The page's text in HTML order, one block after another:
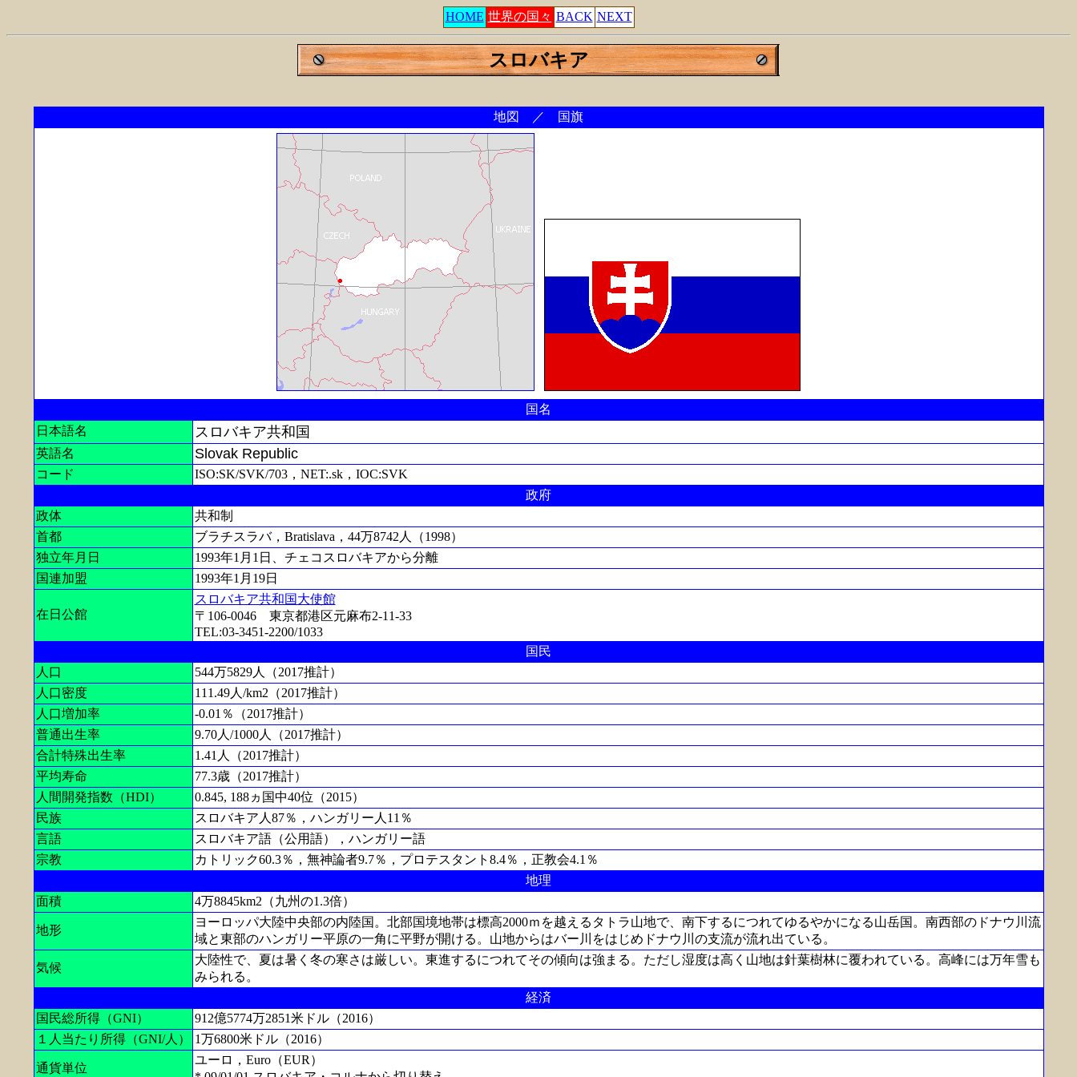
HOME 世界の国々 BACK NEXT
スロバキア
地図 ／ 国旗
国名
日本語名
スロバキア共和国
英語名 Slovak Republic
コード
ISO:SK/SVK/703，NET:.sk，IOC:SVK
政府
政体
共和制
首都
ブラチスラバ，Bratislava，44万8742人（1998）
独立年月日
1993年1月1日、チェコスロバキアから分離
国連加盟
1993年1月19日
在日公館
スロバキア共和国大使館
〒106-0046 東京都港区元麻布2-11-33
TEL:03-3451-2200/1033
国民
人口
544万5829人（2017推計）
人口密度
111.49人/km2（2017推計）
人口増加率
-0.01％（2017推計）
普通出生率
9.70人/1000人（2017推計）
合計特殊出生率
1.41人（2017推計）
平均寿命
77.3歳（2017推計）
人間開発指数（HDI）
0.845, 188ヵ国中40位（2015）
民族
スロバキア人87％，ハンガリー人11％
言語
スロバキア語（公用語），ハンガリー語
宗教
カトリック60.3％，無神論者9.7％，プロテスタント8.4％，正教会4.1％
地理
面積
4万8845km2（九州の1.3倍）
地形
ヨーロッパ大陸中央部の内陸国。北部国境地帯は標高2000ｍを越えるタトラ山地で、南下するにつれてゆるやかになる山岳国。南西部のドナウ川流
域と東部のハンガリー平原の一角に平野が開ける。山地からはバー川をはじめドナウ川の支流が流れ出ている。
気候
大陸性で、夏は暑く冬の寒さは厳しい。東進するにつれてその傾向は強まる。ただし湿度は高く山地は針葉樹林に覆われている。高峰には万年雪も
みられる。
経済
国民総所得（GNI）
912億5774万2851米ドル（2016）
１人当たり所得（GNI/人）
1万6800米ドル（2016）
通貨単位
ユーロ，Euro（EUR）